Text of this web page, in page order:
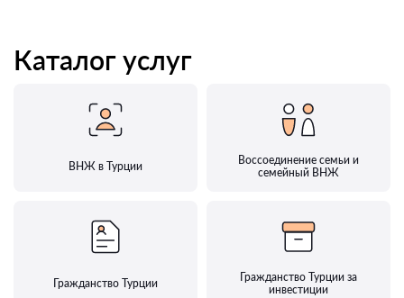
Каталог услуг
ВНЖ в Турции
Воссоединение семьи и
семейный ВНЖ
Гражданство Турции
Гражданство Турции за
инвестиции